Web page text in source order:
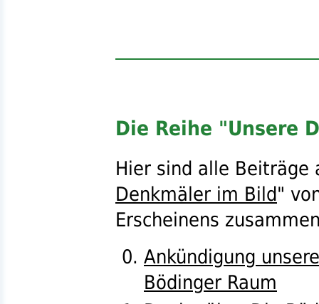
Die Reihe "Unsere
Hier sind alle Beiträge
Denkmäler im Bild"
Erscheinens
Ankündigung
Bödinger Raum